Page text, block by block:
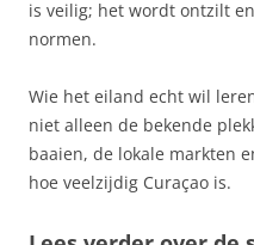
is veilig; het wordt ontzilt
normen.
Wie het eiland echt wil
niet alleen de bekende
baaien, de lokale markten
hoe veelzijdig Curaçao is.